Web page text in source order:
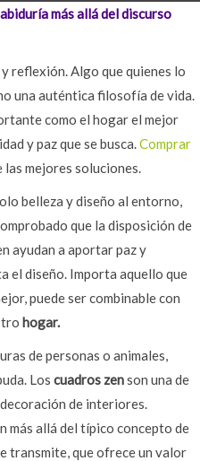
más allá del discurso
y reflexión. Algo que quienes lo
una auténtica filosofía de vida.
como el hogar el mejor
y paz que se busca.Comprar
las mejores soluciones.
belleza y diseño al entorno,
que la disposición de
ayudan a aportar paz y
el diseño. Importa aquello que
puede ser combinable con
hogar.
de personas o animales,
Los cuadros zenson una de
de interiores.
más allá del típico concepto de
transmite, que ofrece un valor